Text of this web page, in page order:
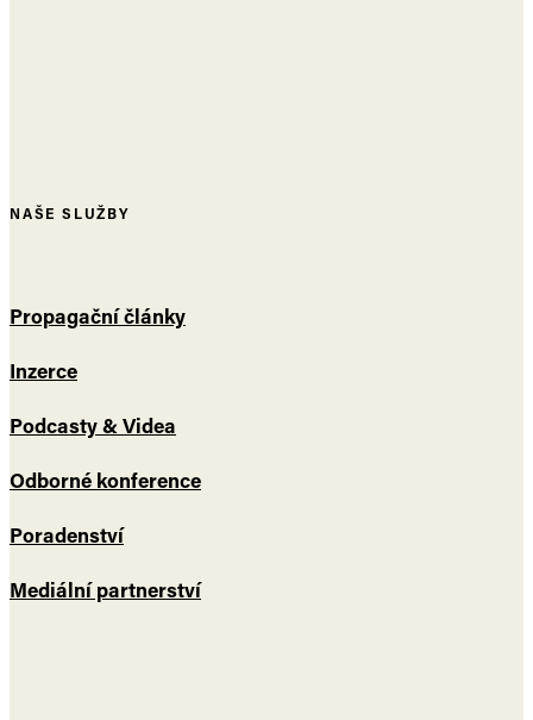
NAŠE SLUŽBY
Propagační články
Inzerce
Podcasty & Videa
Odborné konference
Poradenství
Mediální partnerství